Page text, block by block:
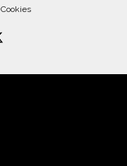
Cookies